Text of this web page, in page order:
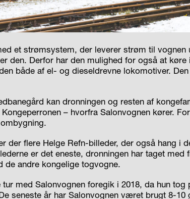
et strømsystem, der leverer strøm til
den. Derfor har den mulighed for også at køre
både af el- og dieseldrevne lokomotiver.
kan dronningen og resten af
– hvorfra Salonvognen kører.
der flere Helge Refn-billeder, der også hang i
er det eneste, dronningen har taget med
de andre kongelige togvogne.
tur med Salonvognen foregik i 2018, da hun tog
seneste år har Salonvognen været brugt 8-10